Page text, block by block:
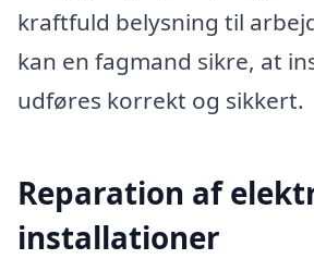
kraftfuld belysning til
kan en fagmand sikre, at
udføres korrekt og sikkert.
Reparation af
installationer